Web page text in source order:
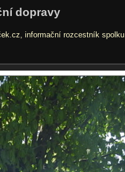
dopravy
informační rozcestník spolku|